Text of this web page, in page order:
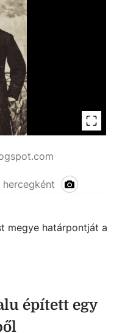
hercegként
megye határpontját a
épített egy